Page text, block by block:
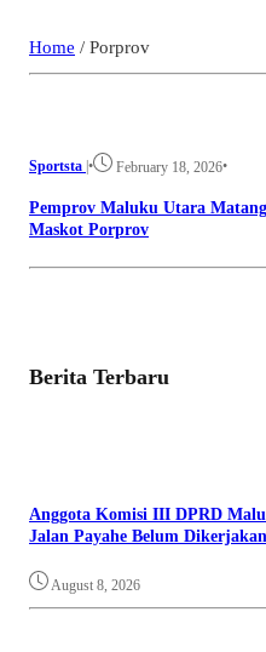
Home / Porprov
Sportsta |• February 18, 2026•
Pemprov Maluku Utara
Maskot Porprov
Berita Terbaru
Anggota Komisi III DPRD
Jalan Payahe Belum Dikerjakan
August 8, 2026